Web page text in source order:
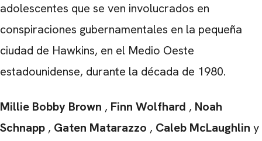
adolescentes que se ven involucrados en
conspiraciones gubernamentales en la pequeña
ciudad de Hawkins, en el Medio Oeste
estadounidense, durante la década de 1980.
Millie Bobby Brown , Finn Wolfhard , Noah
Schnapp , Gaten Matarazzo , Caleb McLaughlin y